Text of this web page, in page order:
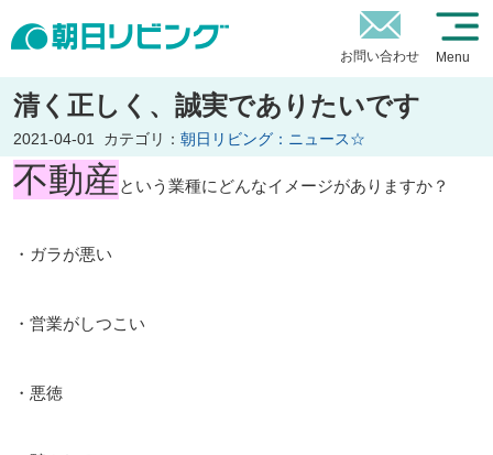
お問い合わせ Menu
清く正しく、誠実でありたいです
2021-04-01 カテゴリ： 朝日リビング：ニュース☆
不動産という業種にどんなイメージがありますか？
・ガラが悪い
・営業がしつこい
・悪徳